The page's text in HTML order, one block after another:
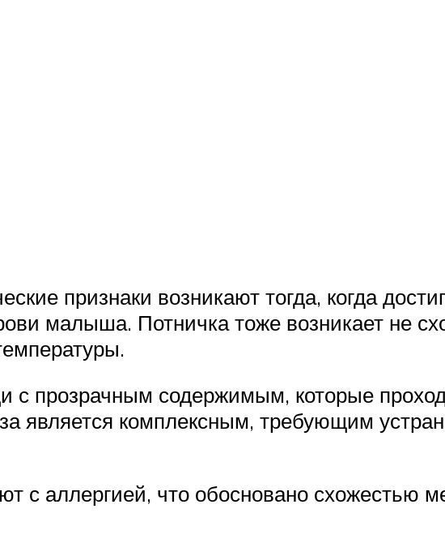
признаки возникают тогда, когда
малыша. Потничка тоже возникает не
прозрачным содержимым, которые
является комплексным, требующим
с аллергией, что обосновано схожестью